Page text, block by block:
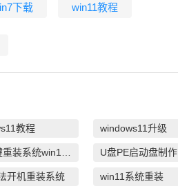
下载 win11教程
教程 windows11升级
U盘PE启动盘制作
开机重装系统 win11系统重装